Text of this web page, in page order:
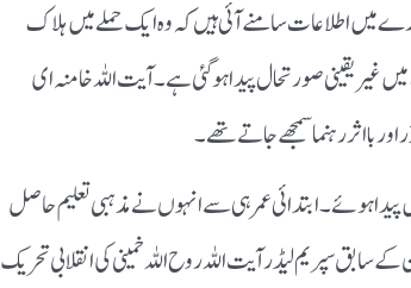
میں اطلاعات سامنے آئی ہیں کہ وہ ایک حملے میں ہلاک
یقینی صورتحال پیدا ہوگئی ہے۔ آیت اللہ خامنہ ای
بااثر رہنما سمجھے جاتے تھے۔
پیدا ہوئے۔ ابتدائی عمر ہی سے انہوں نے مذہبی تعلیم حاصل
سابق سپریم لیڈر آیت اللہ روح اللہ خمینی کی انقلابی تحریک